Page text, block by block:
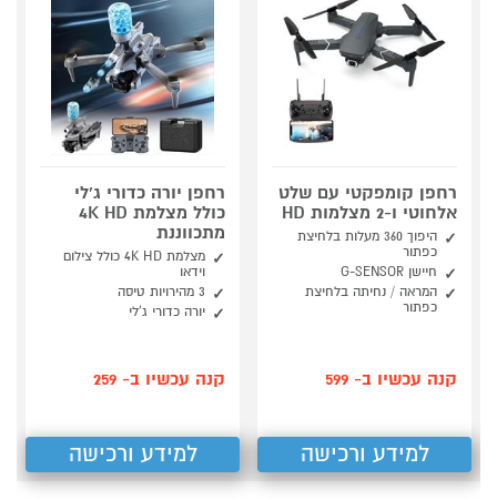
רחפן קומפקטי עם שלט
אלחוטי ו-2 מצלמות HD
היפוך 360 מעלות בלחיצת
כפתור
חיישן G-SENSOR
המראה / נחיתה בלחיצת
כפתור
קנה עכשיו ב- 599
למידע ורכישה
רחפן יורה כדורי ג'לי
כולל מצלמת 4K HD
מתכווננת
מצלמת 4K HD כולל צילום
וידאו
3 מהירויות טיסה
יורה כדורי ג'לי
קנה עכשיו ב- 259
למידע ורכישה